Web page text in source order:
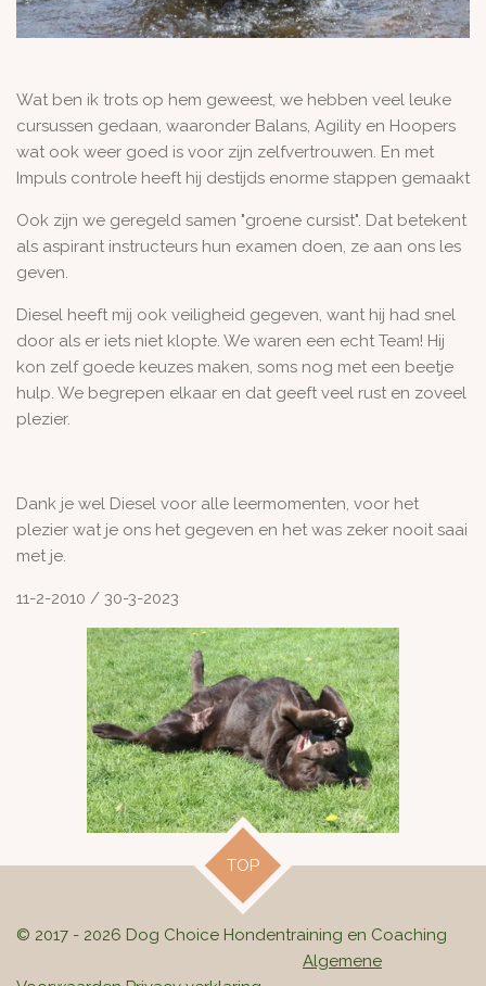
Wat ben ik trots op hem geweest, we hebben veel leuke
cursussen gedaan, waaronder Balans, Agility en Hoopers
wat ook weer goed is voor zijn zelfvertrouwen. En met
Impuls controle heeft hij destijds enorme stappen gemaakt
Ook zijn we geregeld samen "groene cursist". Dat betekent
als aspirant instructeurs hun examen doen, ze aan ons les
geven.
Diesel heeft mij ook veiligheid gegeven, want hij had snel
door als er iets niet klopte. We waren een echt Team! Hij
kon zelf goede keuzes maken, soms nog met een beetje
hulp. We begrepen elkaar en dat geeft veel rust en zoveel
plezier.
Dank je wel Diesel voor alle leermomenten, voor het
plezier wat je ons het gegeven en het was zeker nooit saai
met je.
11-2-2010 / 30-3-2023
TOP
© 2017 - 2026 Dog Choice Hondentraining en Coaching
Algemene